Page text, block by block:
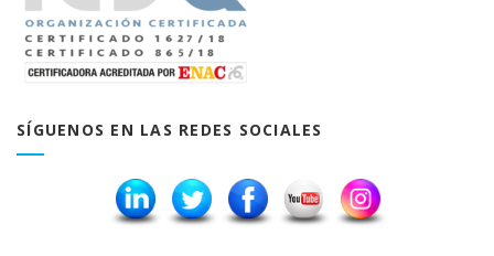
SÍGUENOS EN LAS REDES SOCIALES